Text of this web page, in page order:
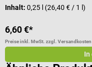
Inhalt: 0,25 l (26,40 € / 1 l)
6,60 €*
Preise inkl. MwSt. zzgl. Versandkosten
In